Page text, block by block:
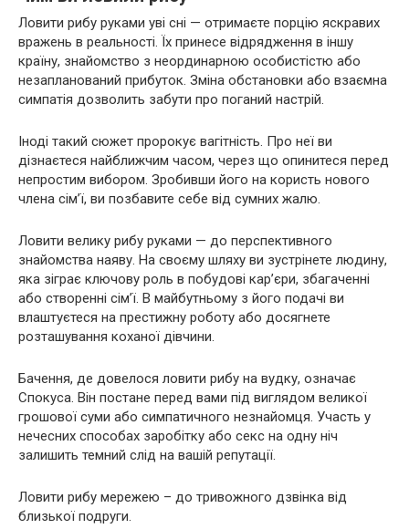
Ловити рибу руками уві сні — отримаєте порцію яскравих
вражень в реальності. Їх принесе відрядження в іншу
країну, знайомство з неординарною особистістю або
незапланований прибуток. Зміна обстановки або взаємна
симпатія дозволить забути про поганий настрій.
Іноді такий сюжет пророкує вагітність. Про неї ви
дізнаєтеся найближчим часом, через що опинитеся перед
непростим вибором. Зробивши його на користь нового
члена сім’ї, ви позбавите себе від сумних жалю.
Ловити велику рибу руками — до перспективного
знайомства наяву. На своєму шляху ви зустрінете людину,
яка зіграє ключову роль в побудові кар’єри, збагаченні
або створенні сім’ї. В майбутньому з його подачі ви
влаштуєтеся на престижну роботу або досягнете
розташування коханої дівчини.
Бачення, де довелося ловити рибу на вудку, означає
Спокуса. Він постане перед вами під виглядом великої
грошової суми або симпатичного незнайомця. Участь у
нечесних способах заробітку або секс на одну ніч
залишить темний слід на вашій репутації.
Ловити рибу мережею – до тривожного дзвінка від
близької подруги.